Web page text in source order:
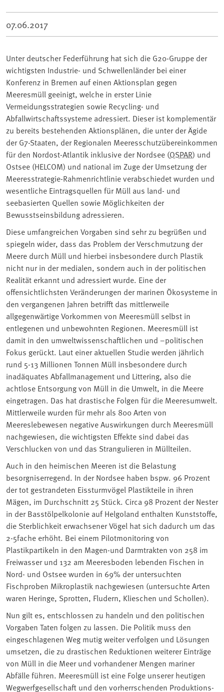
07.06.2017
Unter deutscher Federführung hat sich die G20-Gruppe der
wichtigsten Industrie- und Schwellenländer bei einer
Konferenz in Bremen auf einen Aktionsplan gegen
Meeresmüll geeinigt, welche in erster Linie
Vermeidungsstrategien sowie Recycling- und
Abfallwirtschaftssysteme adressiert. Dieser ist komplementär
zu bereits bestehenden Aktionsplänen, die unter der Ägide
der G7-Staaten, der Regionalen Meeresschutzübereinkommen
für den Nordost-Atlantik inklusive der Nordsee (OSPAR) und
Ostsee (HELCOM) und national im Zuge der Umsetzung der
Meeresstrategie-Rahmenrichtlinie verabschiedet wurden und
wesentliche Eintragsquellen für Müll aus land- und
seebasierten Quellen sowie Möglichkeiten der
Bewusstseinsbildung adressieren.
Diese umfangreichen Vorgaben sind sehr zu begrüßen und
spiegeln wider, dass das Problem der Verschmutzung der
Meere durch Müll und hierbei insbesondere durch Plastik
nicht nur in der medialen, sondern auch in der politischen
Realität erkannt und adressiert wurde. Eine der
offensichtlichsten Veränderungen der marinen Ökosysteme in
den vergangenen Jahren betrifft das mittlerweile
allgegenwärtige Vorkommen von Meeresmüll selbst in
entlegenen und unbewohnten Regionen. Meeresmüll ist
damit in den umweltwissenschaftlichen und –politischen
Fokus gerückt. Laut einer aktuellen Studie werden jährlich
rund 5-13 Millionen Tonnen Müll insbesondere durch
inadäquates Abfallmanagement und Littering, also die
achtlose Entsorgung von Müll in die Umwelt, in die Meere
eingetragen. Das hat drastische Folgen für die Meeresumwelt.
Mittlerweile wurden für mehr als 800 Arten von
Meereslebewesen negative Auswirkungen durch Meeresmüll
nachgewiesen, die wichtigsten Effekte sind dabei das
Verschlucken von und das Strangulieren in Müllteilen.
Auch in den heimischen Meeren ist die Belastung
besorgniserregend. In der Nordsee haben bspw. 96 Prozent
der tot gestrandeten Eissturmvögel Plastikteile in ihren
Mägen, im Durchschnitt 25 Stück. Circa 98 Prozent der Nester
in der Basstölpelkolonie auf Helgoland enthalten Kunststoffe,
die Sterblichkeit erwachsener Vögel hat sich dadurch um das
2-5fache erhöht. Bei einem Pilotmonitoring von
Plastikpartikeln in den Magen-und Darmtrakten von 258 im
Freiwasser und 132 am Meeresboden lebenden Fischen in
Nord- und Ostsee wurden in 69% der untersuchten
Fischproben Mikroplastik nachgewiesen (untersuchte Arten
waren Heringe, Sprotten, Fludern, Klieschen und Schollen).
Nun gilt es, entschlossen zu handeln und den politischen
Vorgaben Taten folgen zu lassen. Die Politik muss den
eingeschlagenen Weg mutig weiter verfolgen und Lösungen
umsetzen, die zu drastischen Reduktionen weiterer Einträge
von Müll in die Meer und vorhandener Mengen mariner
Abfälle führen. Meeresmüll ist eine Folge unserer heutigen
Wegwerfgesellschaft und den vorherrschenden Produktions-